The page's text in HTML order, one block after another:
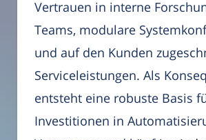
Vertrauen in interne
Teams, modulare
und auf den Kunden
Serviceleistungen. Als
entsteht eine robuste Basis
Investitionen in